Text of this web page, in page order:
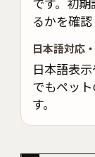
るかを確認
日本語対応
日本語表
でもペッ
す。